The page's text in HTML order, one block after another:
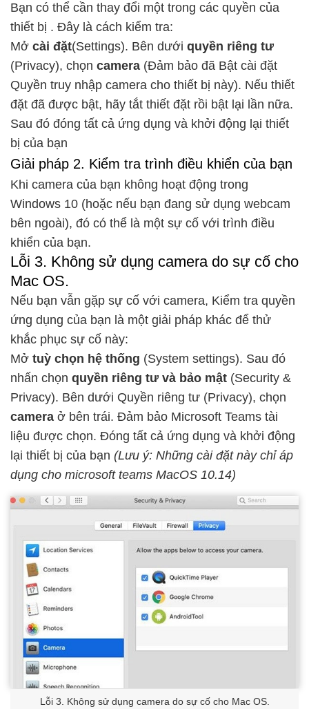
Bạn có thể cần thay đổi một trong các quyền của
thiết bị . Đây là cách kiểm tra:
Mở cài đặt(Settings). Bên dưới quyền riêng tư
(Privacy), chọn camera (Đảm bảo đã Bật cài đặt
Quyền truy nhập camera cho thiết bị này). Nếu thiết
đặt đã được bật, hãy tắt thiết đặt rồi bật lại lần nữa.
Sau đó đóng tất cả ứng dụng và khởi động lại thiết
bị của bạn
Giải pháp 2. Kiểm tra trình điều khiển của bạn
Khi camera của bạn không hoạt động trong
Windows 10 (hoặc nếu bạn đang sử dụng webcam
bên ngoài), đó có thể là một sự cố với trình điều
khiển của bạn.
Lỗi 3. Không sử dụng camera do sự cố cho
Mac OS.
Nếu bạn vẫn gặp sự cố với camera, Kiểm tra quyền
ứng dụng của bạn là một giải pháp khác để thử
khắc phục sự cố này:
Mở tuỳ chọn hệ thống (System settings). Sau đó
nhấn chọn quyền riêng tư và bảo mật (Security &
Privacy). Bên dưới Quyền riêng tư (Privacy), chọn
camera ở bên trái. Đảm bảo Microsoft Teams tài
liệu được chọn. Đóng tất cả ứng dụng và khởi động
lại thiết bị của bạn (Lưu ý: Những cài đặt này chỉ áp
dụng cho microsoft teams MacOS 10.14)
Lỗi 3. Không sử dụng camera do sự cố cho Mac OS.